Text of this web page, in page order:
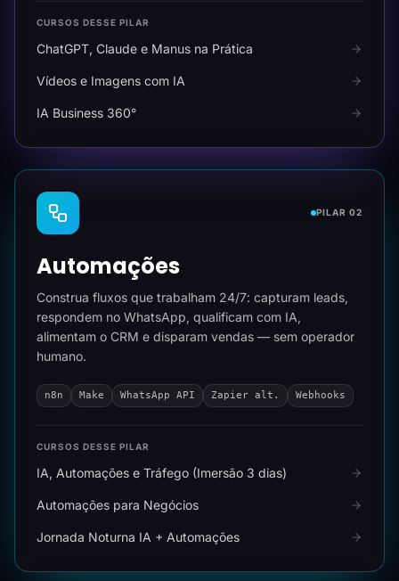
CURSOS DESSE PILAR
ChatGPT, Claude e Manus na Prática
Vídeos e Imagens com IA
IA Business 360°
PILAR 02
Automações
Construa fluxos que trabalham 24/7: capturam leads,
respondem no WhatsApp, qualificam com IA,
alimentam o CRM e disparam vendas — sem operador
humano.
n8n Make WhatsApp API Zapier alt. Webhooks
CURSOS DESSE PILAR
IA, Automações e Tráfego (Imersão 3 dias)
Automações para Negócios
Jornada Noturna IA + Automações